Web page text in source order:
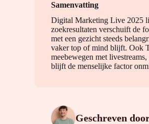
Samenvatting
Digital Marketing Live 2025
zoekresultaten verschuift de
met een gezicht steeds
vaker top of mind blijft. Ook
meebewegen met
blijft de menselijke factor
Geschreven